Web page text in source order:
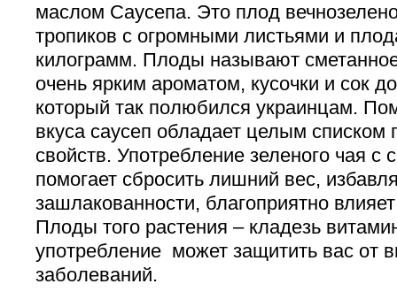
маслом Саусепа. Это плод
тропиков с огромными листьями и
килограмм. Плоды называют
очень ярким ароматом, кусочки и сок
который так полюбился украинцам.
вкуса саусеп обладает целым
свойств. Употребление зеленого чая с
помогает сбросить лишний вес,
зашлакованности, благоприятно
Плоды того растения – кладезь
употребление может защитить вас от
заболеваний.